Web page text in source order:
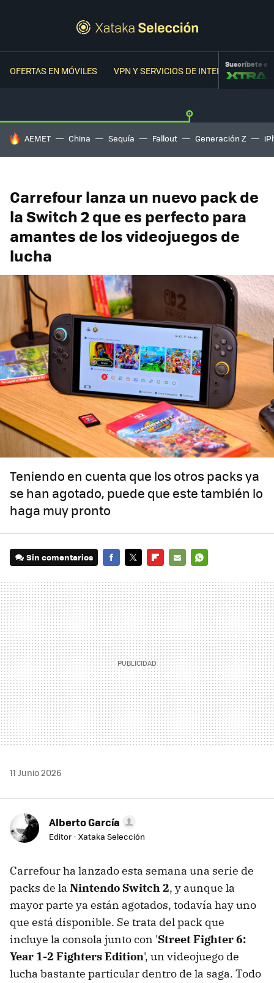
OFERTAS EN MÓVILES VPN Y SERVICIOS DE INTERNETSuscríbete a
HOY SE HABLA DE
AEMET China Sequía Fallout Generación Z
Carrefour lanza un nuevo pack de
la Switch 2 que es perfecto para
amantes de los videojuegos de
lucha
Teniendo en cuenta que los otros packs ya
se han agotado, puede que este también lo
haga muy pronto
Sin comentarios
MAIL
11 Junio 2026
Alberto García
Editor - Xataka Selección
Carrefour ha lanzado esta semana una serie de
packs de la Nintendo Switch 2, y aunque la
mayor parte ya están agotados, todavía hay uno
que está disponible. Se trata del pack que
incluye la consola junto con 'Street Fighter 6:
Year 1-2 Fighters Edition', un videojuego de
lucha bastante particular dentro de la saga. Todo